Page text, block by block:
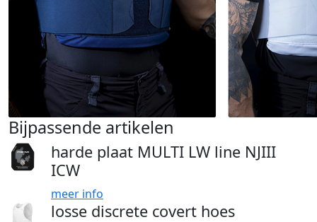
Bijpassende artikelen
harde plaat MULTI LW line NJIII
ICW
meer info
losse discrete covert hoes